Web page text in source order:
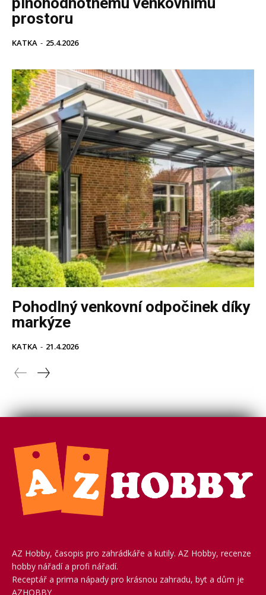
AZ Hobby, časopis pro zahrádkáře a kutily. AZ Hobby, recenze
hobby nářadí a profi nářadí.
Receptář a prima nápady pro krásnou zahradu, byt a dům je
AZHOBBY